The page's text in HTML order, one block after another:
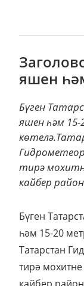
яшен
Бүген
яшен һәм
тирә
кайбер
Бүген
һәм 15-20
Татарстан
тирә мохитне